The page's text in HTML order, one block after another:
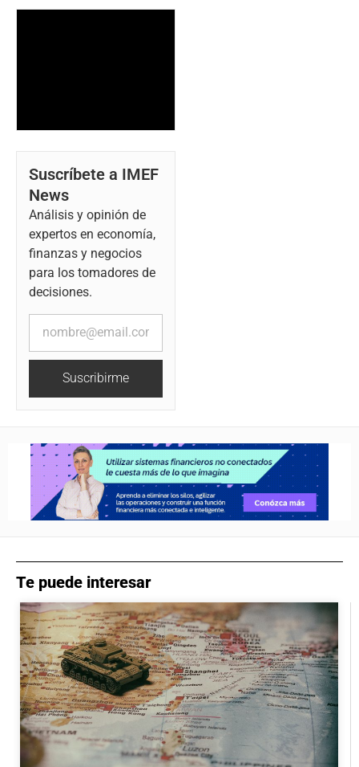
Suscríbete a IMEF
News
Análisis y opinión de
expertos en economía,
finanzas y negocios
para los tomadores de
decisiones.
Suscribirme
Te puede interesar